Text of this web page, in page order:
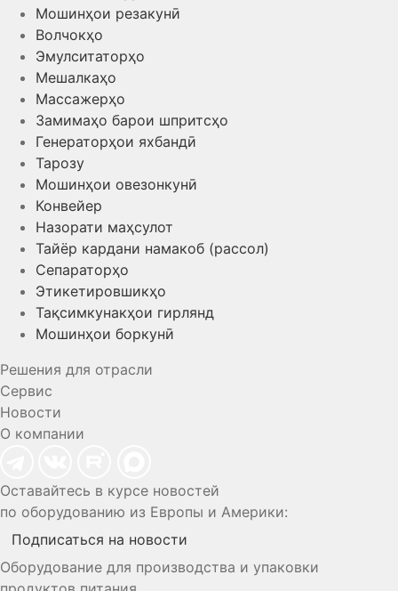
Мошинҳои резакунӣ
Волчокҳо
Эмулситаторҳо
Мешалкаҳо
Массажерҳо
Замимаҳо барои шпритсҳо
Генераторҳои яхбандӣ
Тарозу
Мошинҳои овезонкунӣ
Конвейер
Назорати маҳсулот
Тайёр кардани намакоб (рассол)
Сепараторҳо
Этикетировшикҳо
Тақсимкунакҳои гирлянд
Мошинҳои боркунӣ
Решения для отрасли
Сервис
Новости
О компании
Оставайтесь в курсе новостей
по оборудованию из Европы и Америки:
Подписаться на новости
Оборудование для производства и упаковки